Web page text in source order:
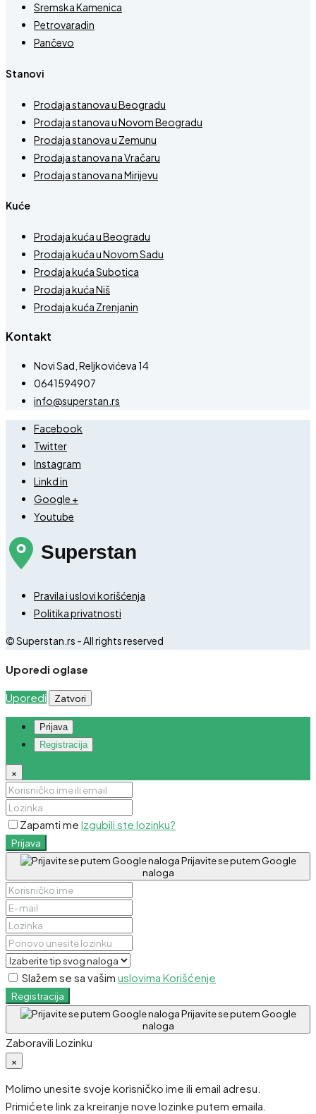
Sremska Kamenica
Petrovaradin
Pančevo
Stanovi
Prodaja stanova u Beogradu
Prodaja stanova u Novom Beogradu
Prodaja stanova u Zemunu
Prodaja stanova na Vračaru
Prodaja stanova na Mirijevu
Kuće
Prodaja kuća u Beogradu
Prodaja kuća u Novom Sadu
Prodaja kuća Subotica
Prodaja kuća Niš
Prodaja kuća Zrenjanin
Kontakt
Novi Sad, Reljkovićeva 14
0641594907
info@superstan.rs
Facebook
Twitter
Instagram
Linkd in
Google +
Youtube
Pravila i uslovi korišćenja
Politika privatnosti
© Superstan.rs - All rights reserved
Uporedi oglase
Uporedi Zatvori
Prijava
Registracija
×
Zapamti me Izgubili ste lozinku?
Prijava
Prijavite se putem Google
naloga
Slažem se sa vašim uslovima Korišćenje
Registracija
Prijavite se putem Google
naloga
Zaboravili Lozinku
×
Molimo unesite svoje korisničko ime ili email adresu.
Primićete link za kreiranje nove lozinke putem emaila.